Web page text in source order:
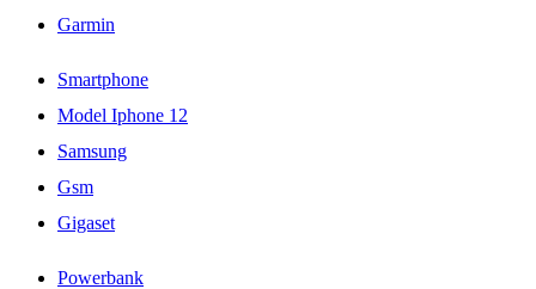
Garmin
Smartphone
Model Iphone 12
Samsung
Gsm
Gigaset
Powerbank